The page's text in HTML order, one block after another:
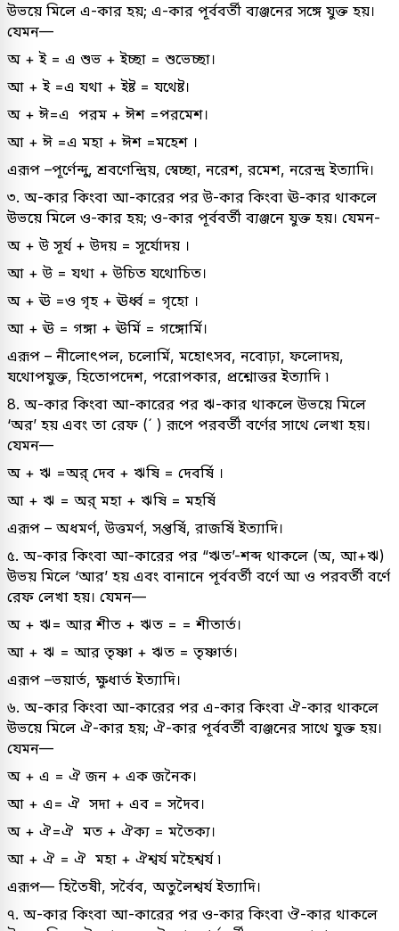
উভয়ে মিলে এ-কার হয়; এ-কার পূর্ববর্তী ব্যঞ্জনের সঙ্গে যুক্ত হয়।
যেমন—
অ + ই = এ শুভ + ইচ্ছা = শুভেচ্ছা।
আ + ই =এ যথা + ইষ্ট = যথেষ্ট।
অ + ঈ=এ পরম + ঈশ =পরমেশ।
আ + ঈ =এ মহা + ঈশ =মহেশ ।
এরূপ –পূর্ণেন্দু, শ্রবণেন্দ্রিয়, স্বেচ্ছা, নরেশ, রমেশ, নরেন্দ্র ইত্যাদি।
৩. অ-কার কিংবা আ-কারের পর উ-কার কিংবা ঊ-কার থাকলে
উভয়ে মিলে ও-কার হয়; ও-কার পূর্ববর্তী ব্যঞ্জনে যুক্ত হয়। যেমন-
অ + উ সূর্য + উদয় = সূর্যোদয় ।
আ + উ = যথা + উচিত যথোচিত।
অ + ঊ =ও গৃহ + ঊর্ধ্ব = গৃহো ।
আ + ঊ = গঙ্গা + ঊর্মি = গঙ্গোর্মি।
এরূপ – নীলোৎপল, চলোর্মি, মহোৎসব, নবোঢ়া, ফলোদয়,
যথোপযুক্ত, হিতোপদেশ, পরোপকার, প্রশ্নোত্তর ইত্যাদি ৷
8. অ-কার কিংবা আ-কারের পর ঋ-কার থাকলে উভয়ে মিলে
‘অর’ হয় এবং তা রেফ (´ ) রূপে পরবর্তী বর্ণের সাথে লেখা হয়।
যেমন—
অ + ঋ =অর্ দেব + ঋষি = দেবর্ষি ।
আ + ঋ = অর্ মহা + ঋষি = মহর্ষি
এরূপ – অধমর্ণ, উত্তমর্ণ, সপ্তর্ষি, রাজর্ষি ইত্যাদি।
৫. অ-কার কিংবা আ-কারের পর “ঋত’-শব্দ থাকলে (অ, আ+ঋ)
উভয় মিলে ‘আর’ হয় এবং বানানে পূর্ববর্তী বর্ণে আ ও পরবর্তী বর্ণে
রেফ লেখা হয়। যেমন—
অ + ঋ= আর শীত + ঋত = = শীতার্ত।
আ + ঋ = আর তৃষ্ণা + ঋত = তৃষ্ণার্ত।
এরূপ –ভয়ার্ত, ক্ষুধার্ত ইত্যাদি।
৬. অ-কার কিংবা আ-কারের পর এ-কার কিংবা ঐ-কার থাকলে
উভয়ে মিলে ঐ-কার হয়; ঐ-কার পূর্ববর্তী ব্যঞ্জনের সাথে যুক্ত হয়।
যেমন—
অ + এ = ঐ জন + এক জনৈক।
আ + এ= ঐ সদা + এব = সদৈব।
অ + ঐ=ঐ মত + ঐক্য = মতৈক্য।
আ + ঐ = ঐ মহা + ঐশ্বর্য মহৈশ্বৰ্য ৷
এরূপ— হিতৈষী, সর্বৈব, অতুলৈশ্বর্য ইত্যাদি।
৭. অ-কার কিংবা আ-কারের পর ও-কার কিংবা ঔ-কার থাকলে